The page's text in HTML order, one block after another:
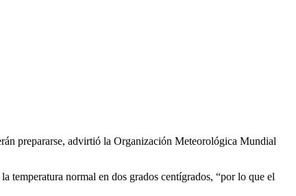
prepararse, advirtió la Organización Meteorológica Mundial
temperatura normal en dos grados centígrados, “por lo que el